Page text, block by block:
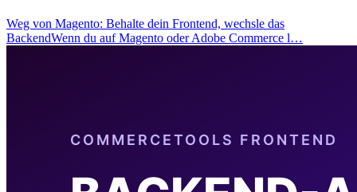
Weg von Magento: Behalte dein Frontend, wechsle das
BackendWenn du auf Magento oder Adobe Commerce l…